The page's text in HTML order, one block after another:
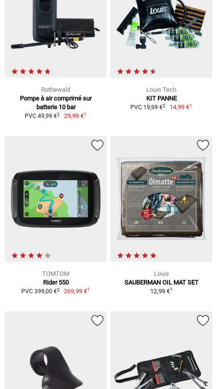
Rothewald
Pompe à air comprimé sur
batterie 10 bar
PVC 49,99 €2 29,99 €1
Louis Tech
KIT PANNE
PVC 19,99 €2 14,99 €1
TOMTOM
Rider 550
PVC 399,00 €2 269,99 €1
Louis
SAUBERMAN OIL MAT SET
12,99 €1